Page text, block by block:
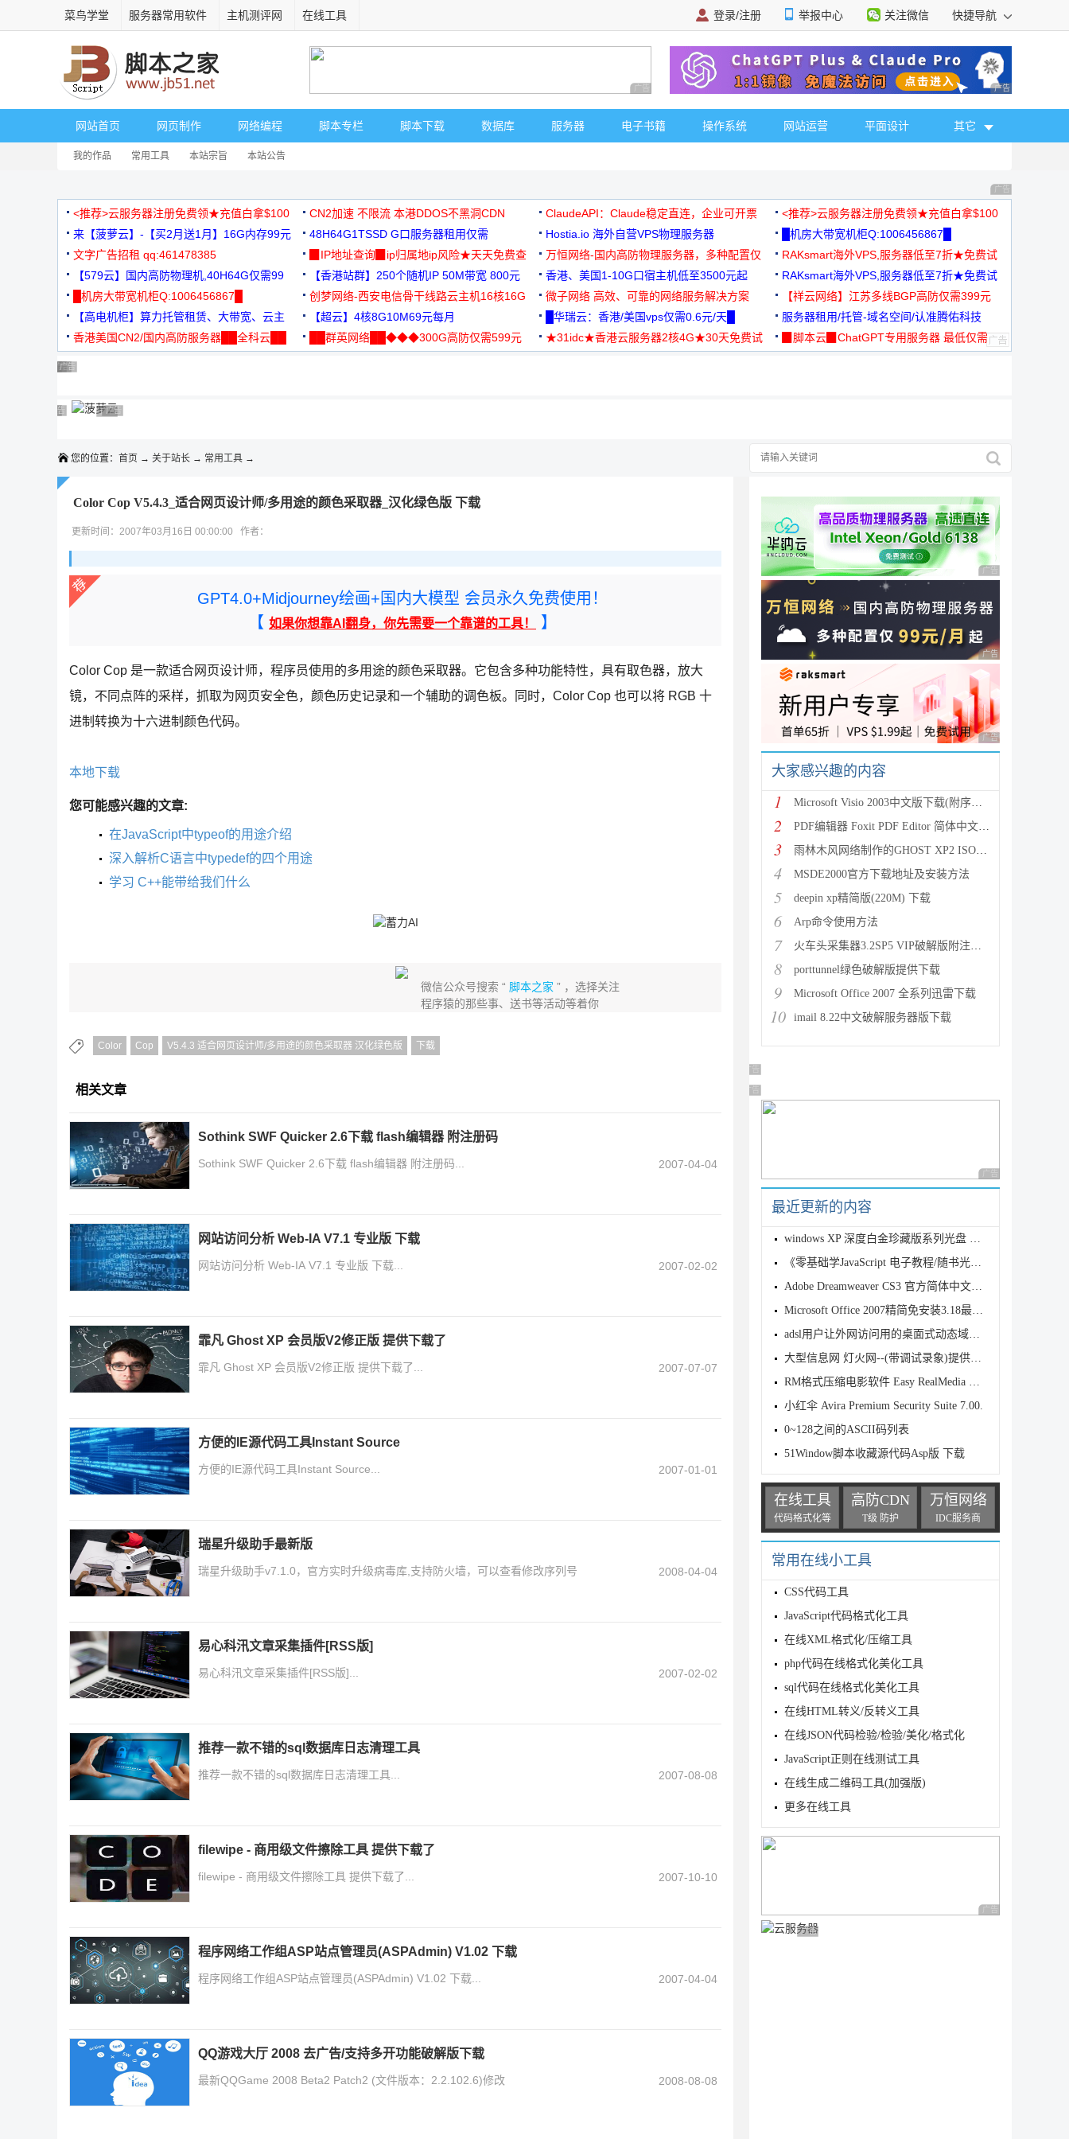
菜鸟学堂 服务器常用软件 主机测评网 在线工具 登录/注册 举报中心 关注微信 快捷导航
广告 商业广告，理性选择 广告 商业广告，理
网站首页 网页制作 网络编程 脚本专栏 脚本下载 数据库 服务器 电子书籍 操作系统 网站运营 平面设计 其它
我的作品 常用工具 本站宗旨 本站公告
广告 商业广告，理
<推荐>云服务器注册免费领★充值白拿$100 CN2加速 不限流 本港DDOS不黑洞CDN ClaudeAPI：Claude稳定直连，企业可开票
<推荐>云服务器注册免费领★充值白拿$100
来【菠萝云】-【买2月送1月】16G内存99元
48H64G1TSSD G口服务器租用仅需
3000+可免费测试
Hostia.io 海外自营VPS物理服务器
█机房大带宽机柜Q:1006456867█
文字广告招租 qq:461478385
▉IP地址查询▉ip归属地ip风险★天天免费查
万恒网络-国内高防物理服务器，多种配置仅
99元/月起
RAKsmart海外VPS,服务器低至7折★免费试
用★
【579云】国内高防物理机,40H64G仅需99
元
【香港站群】250个随机IP 50M带宽 800元 香港、美国1-10G口宿主机低至3500元起
RAKsmart海外VPS,服务器低至7折★免费试
用★
█机房大带宽机柜Q:1006456867█
创梦网络-西安电信骨干线路云主机16核16G
88元/月
微子网络 高效、可靠的网络服务解决方案
【祥云网络】江苏多线BGP高防仅需399元
【高电机柜】算力托管租赁、大带宽、云主
机
【超云】4核8G10M69元每月 █华瑞云：香港/美国vps仅需0.6元/天█
服务器租用/托管-域名空间/认准腾佑科技
香港美国CN2/国内高防服务器██全科云██
██群英网络██◆◆◆300G高防仅需599元
★31idc★香港云服务器2核4G★30天免费试
▉脚本云▉ChatGPT专用服务器 最低仅需
广告 商业广告，理性选择
广告 商业广告，理性选择
广告 商业广告，理性选择
广告 商业广告，理性选择
广告 商业广告，理性选择
广告 商业广告，理性选择
广告 商业广告，理性选择
广告 商业广告，理性选择广告 商业广告，理性选择
广告 商业广告，理性选择
您的位置： 首页 → 关于站长 → 常用工具 →
Color Cop V5.4.3_适合网页设计师/多用途的颜色采取器_汉化绿色版 下载
更新时间：2007年03月16日 00:00:00 作者：
GPT4.0+Midjourney绘画+国内大模型 会员永久免费使用！
【 如果你想靠AI翻身，你先需要一个靠谱的工具！ 】
Color Cop 是一款适合网页设计师，程序员使用的多用途的颜色采取器。它包含多种功能特性，具有取色器，放大
镜，不同点阵的采样，抓取为网页安全色，颜色历史记录和一个辅助的调色板。同时，Color Cop 也可以将 RGB 十
进制转换为十六进制颜色代码。
本地下载
您可能感兴趣的文章:
在JavaScript中typeof的用途介绍
深入解析C语言中typedef的四个用途
学习 C++能带给我们什么
微信公众号搜索 “脚本之家 ” ，选择关注
程序猿的那些事、送书等活动等着你
Color Cop V5.4.3 适合网页设计师/多用途的颜色采取器 汉化绿色版 下载
相关文章
Sothink SWF Quicker 2.6下载 flash编辑器 附注册码
Sothink SWF Quicker 2.6下载 flash编辑器 附注册码... 2007-04-04
网站访问分析 Web-IA V7.1 专业版 下载
网站访问分析 Web-IA V7.1 专业版 下载... 2007-02-02
霏凡 Ghost XP 会员版V2修正版 提供下载了
霏凡 Ghost XP 会员版V2修正版 提供下载了... 2007-07-07
方便的IE源代码工具Instant Source
方便的IE源代码工具Instant Source... 2007-01-01
瑞星升级助手最新版
瑞星升级助手v7.1.0，官方实时升级病毒库,支持防火墙，可以查看修改序列号 2008-04-04
易心科汛文章采集插件[RSS版]
易心科汛文章采集插件[RSS版]... 2007-02-02
推荐一款不错的sql数据库日志清理工具
推荐一款不错的sql数据库日志清理工具... 2007-08-08
filewipe - 商用级文件擦除工具 提供下载了
filewipe - 商用级文件擦除工具 提供下载了... 2007-10-10
程序网络工作组ASP站点管理员(ASPAdmin) V1.02 下载
程序网络工作组ASP站点管理员(ASPAdmin) V1.02 下载... 2007-04-04
QQ游戏大厅 2008 去广告/支持多开功能破解版下载
最新QQGame 2008 Beta2 Patch2 (文件版本：2.2.102.6)修改 2008-08-08
广告 商业广告，理性
广告 商业广告，理性
广告 商业广告，理性
大家感兴趣的内容
1 Microsoft Visio 2003中文版下载(附序列号
2 PDF编辑器 Foxit PDF Editor 简体中文版附
3 雨林木风网络制作的GHOST XP2 ISO镜像系统 下载
4 MSDE2000官方下载地址及安装方法
5 deepin xp精简版(220M) 下载
6 Arp命令使用方法
7 火车头采集器3.2SP5 VIP破解版附注册机下载
8 porttunnel绿色破解版提供下载
9 Microsoft Office 2007 全系列迅雷下载
10 imail 8.22中文破解服务器版下载
广告 商业广告，理性选择
广告 商业广告，理性选择
广告 商业广告，理性
最近更新的内容
windows XP 深度白金珍藏版系列光盘 下载
《零基础学JavaScript 电子教程/随书光盘》电子教程/随书光盘[IS
Adobe Dreamweaver CS3 官方简体中文龙卷风修正版v1.1
Microsoft Office 2007精简免安装3.18最终版下载
adsl用户让外网访问用的桌面式动态域名解析服务软件花生壳
大型信息网 灯火网--(带调试录象)提供下载了
RM格式压缩电影软件 Easy RealMedia Producer Ful
小红伞 Avira Premium Security Suite 7.00.
0~128之间的ASCII码列表
51Window脚本收藏源代码Asp版 下载
在线工具
代码格式化等
高防CDN
T级 防护
万恒网络
IDC服务商
常用在线小工具
CSS代码工具
JavaScript代码格式化工具
在线XML格式化/压缩工具
php代码在线格式化美化工具
sql代码在线格式化美化工具
在线HTML转义/反转义工具
在线JSON代码检验/检验/美化/格式化
JavaScript正则在线测试工具
在线生成二维码工具(加强版)
更多在线工具
广告 商业广告，理性
广告 商业广告，理性选择